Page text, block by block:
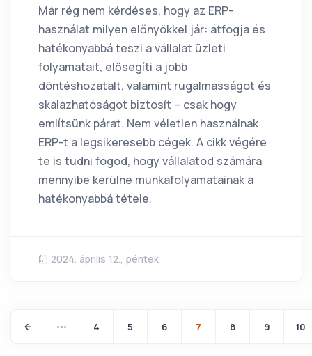
Már rég nem kérdéses, hogy az ERP-
használat milyen előnyökkel jár: átfogja és
hatékonyabbá teszi a vállalat üzleti
folyamatait, elősegíti a jobb
döntéshozatalt, valamint rugalmasságot és
skálázhatóságot biztosít – csak hogy
említsünk párat. Nem véletlen használnak
ERP-t a legsikeresebb cégek. A cikk végére
te is tudni fogod, hogy vállalatod számára
mennyibe kerülne munkafolyamatainak a
hatékonyabbá tétele.
2024. április 12., péntek
4 5 6 7 8 9 10